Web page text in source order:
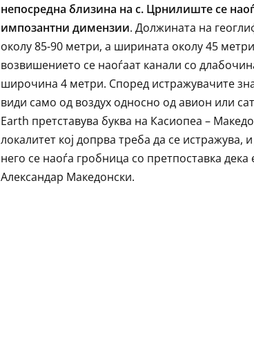
непосредна близина на с. Црнилиште се
импозантни димензии. Должината на
околу 85-90 метри, а ширината околу 45
возвишението се наоѓаат канали со
широчина 4 метри. Според истражувачите
види само од воздух односно од авион или
Earth претставува буква на Касиопеа –
локалитет кој допрва треба да се истражува,
него се наоѓа гробница со претпоставка
Александар Македонски.